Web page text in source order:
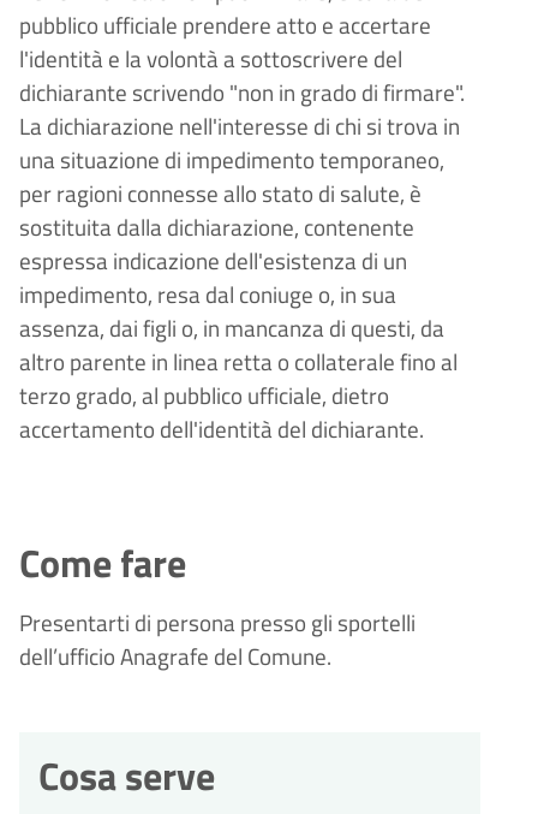
pubblico ufficiale prendere atto e accertare
l'identità e la volontà a sottoscrivere del
dichiarante scrivendo "non in grado di firmare".
La dichiarazione nell'interesse di chi si trova in
una situazione di impedimento temporaneo,
per ragioni connesse allo stato di salute, è
sostituita dalla dichiarazione, contenente
espressa indicazione dell'esistenza di un
impedimento, resa dal coniuge o, in sua
assenza, dai figli o, in mancanza di questi, da
altro parente in linea retta o collaterale fino al
terzo grado, al pubblico ufficiale, dietro
accertamento dell'identità del dichiarante.
Come fare
Presentarti di persona presso gli sportelli
dell’ufficio Anagrafe del Comune.
Cosa serve